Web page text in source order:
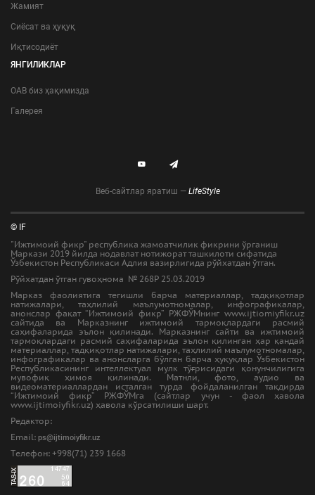
Жамият
Сиёсат ва ҳуқуқ
Иқтисодиёт
ЯНГИЛИКЛАР
ОАВ биз ҳақимизда
Галерея
Веб-сайтлар яратиш — LifeStyle
© IF
"Ижтимоий фикр" республика жамоатчилик фикрини ўрганиш
Маркази 2019 йилда нодавлат нотижорат ташкилоти сифатида
Ўзбекистон Республикаси Адлия вазирлигида рўйхатдан ўтган.
Рўйхатдан ўтган гувоҳнома № 268Р 25.03.2019
Марказ фаолиятига тегишли барча материаллар, тадқиқотлар
натижалари, таҳлилий маълумотномалар, инфографикалар,
анонслар фақат “Ижтимоий фикр” РЖФЎМнинг www.ijtiomiyfikr.uz
сайтида ва Марказнинг ижтимоий тармоқлардаги расмий
саҳифаларида эълон қилинади. Марказнинг сайти ва ижтимоий
тармоқлардаги расмий саҳифаларида эълон қилинган ҳар қандай
материаллар, тадқиқотлар натижалари, таҳлилий маълумотномалар,
инфографикалар ва анонсларга бўлган барча ҳуқуқлар Ўзбекистон
Республикасининг интеллектуал мулк тўғрисидаги қонунчилигига
мувофиқ ҳимоя қилинади. Матнли, фото, аудио ва
видеоматериаллардан исталган турда фойдаланилган тақдирда
“Ижтимоий фикр” РЖФЎМга (сайтлар учун - фаол ҳавола
www.ijtimoiyfikr.uz) ҳавола кўрсатилиши шарт.
Редактор:
Email: ps@ijtimoiyfikr.uz
Tелефон: +998(71) 239 1668